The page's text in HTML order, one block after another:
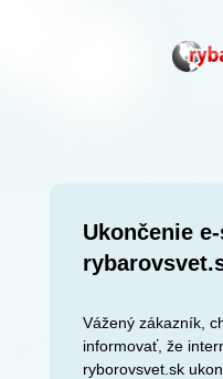
Ukončenie
Vážený zákazník,
informovať, že
ryborovsvet.sk